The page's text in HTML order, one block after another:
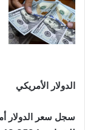
الدولار الأمريكي